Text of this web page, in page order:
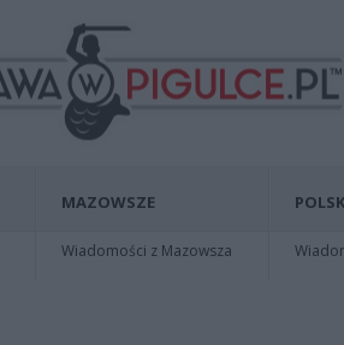
MAZOWSZE
Wiadomości z Mazowsza